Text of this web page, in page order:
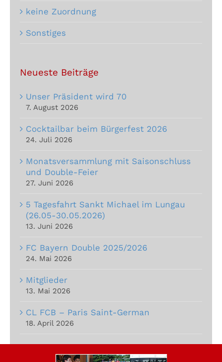
keine Zuordnung
Sonstiges
Neueste Beiträge
Unser Präsident wird 70
7. August 2026
Cocktailbar beim Bürgerfest 2026
24. Juli 2026
Monatsversammlung mit Saisonschluss
und Double-Feier
27. Juni 2026
5 Tagesfahrt Sankt Michael im Lungau
(26.05-30.05.2026)
13. Juni 2026
FC Bayern Double 2025/2026
24. Mai 2026
Mitglieder
13. Mai 2026
CL FCB – Paris Saint-German
18. April 2026